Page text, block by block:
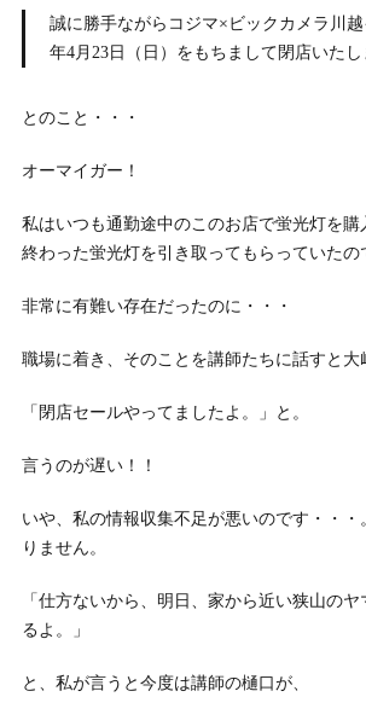
誠に勝手ながらコジマ×ビックカメラ川
年4月23日（日）をもちまして閉店いたし
とのこと・・・
オーマイガー！
私はいつも通勤途中のこのお店で蛍光灯を
終わった蛍光灯を引き取ってもらっていたの
非常に有難い存在だったのに・・・
職場に着き、そのことを講師たちに話すと大
「閉店セールやってましたよ。」と。
言うのが遅い！！
いや、私の情報収集不足が悪いのです・・・
りません。
「仕方ないから、明日、家から近い狭山の
るよ。」
と、私が言うと今度は講師の樋口が、